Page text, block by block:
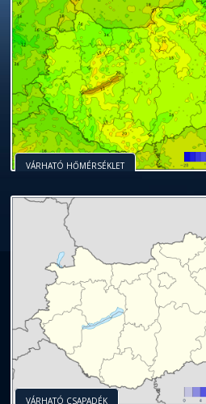
VÁRHATÓ HŐMÉRSÉKLET
VÁRHATÓ CSAPADÉK